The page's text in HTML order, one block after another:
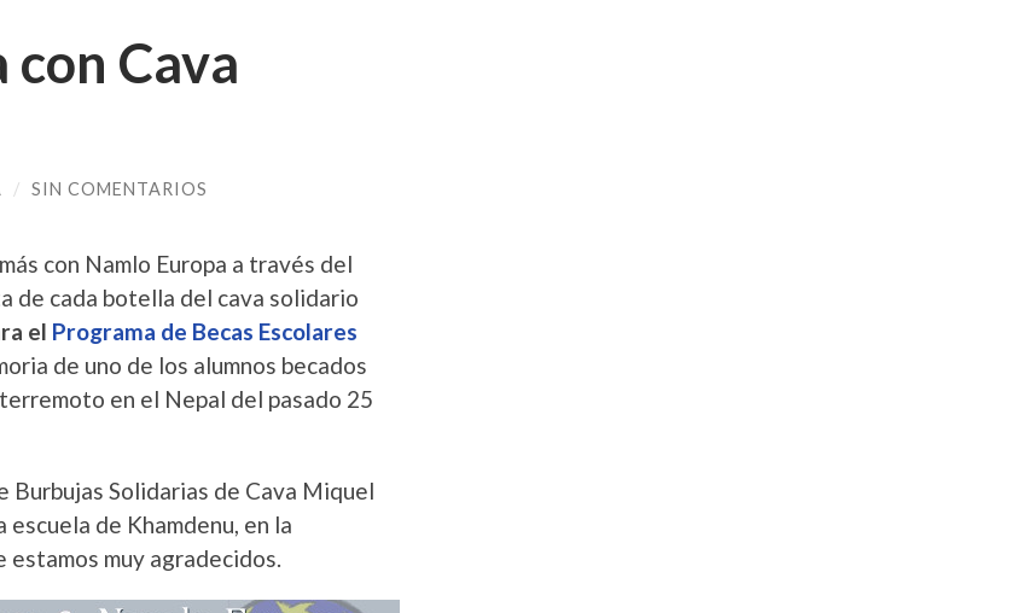
Cava
/ SIN COMENTARIOS
con Namlo Europa a través del
de cada botella del cava solidario
el Programa de Becas Escolares
de uno de los alumnos becados
en el Nepal del pasado 25
Solidarias de Cava Miquel
de Khamdenu, en la
estamos muy agradecidos.